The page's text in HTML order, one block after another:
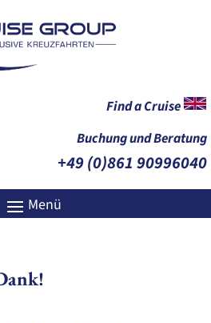
Find a Cruise
Buchung und Beratung
+49 (0)861 90996040